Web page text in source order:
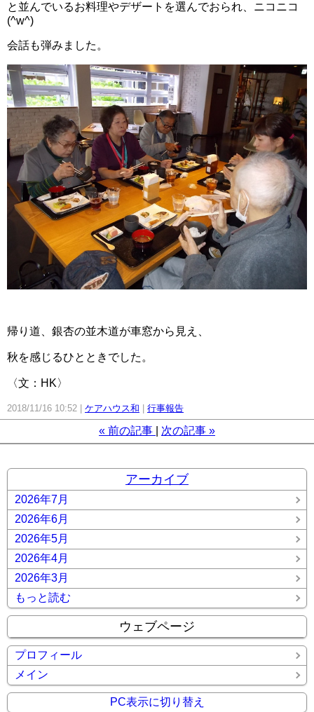
と並んでいるお料理やデザートを選んでおられ、ニコニコ
(^w^)
会話も弾みました。
帰り道、銀杏の並木道が車窓から見え、
秋を感じるひとときでした。
〈文：HK〉
2018/11/16 10:52 ケアハウス和 行事報告
« 前の記事 次の記事 »
アーカイブ
2026年7月
2026年6月
2026年5月
2026年4月
2026年3月
もっと読む
ウェブページ
プロフィール
メイン
PC表示に切り替え